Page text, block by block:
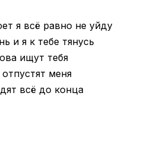
я всё равно не уйду
и я к тебе тянусь
ищут тебя
меня
всё до конца